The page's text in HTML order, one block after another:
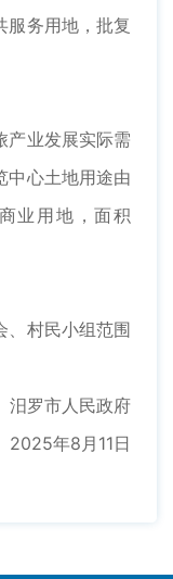
服务用地，批复
业发展实际需
中心土地用途由
业用地，面积
村民小组范围
罗市人民政府
年8月11日